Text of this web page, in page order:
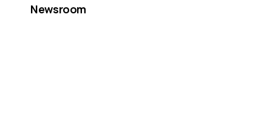
Newsroom